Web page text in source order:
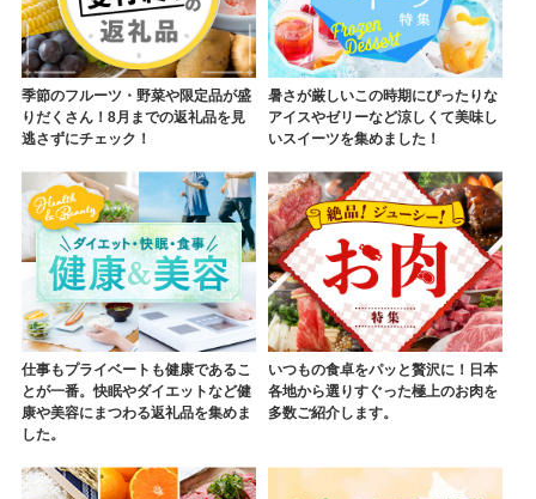
季節のフルーツ・野菜や限定品が盛
りだくさん！8月までの返礼品を見
逃さずにチェック！
暑さが厳しいこの時期にぴったりな
アイスやゼリーなど涼しくて美味し
いスイーツを集めました！
仕事もプライベートも健康であるこ
とが一番。快眠やダイエットなど健
康や美容にまつわる返礼品を集めま
した。
いつもの食卓をパッと贅沢に！日本
各地から選りすぐった極上のお肉を
多数ご紹介します。